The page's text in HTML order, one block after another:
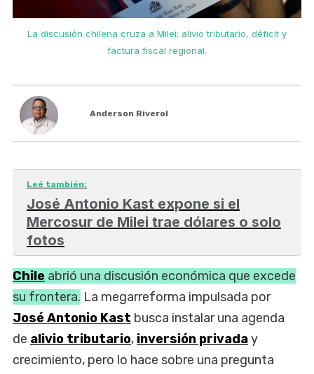
La discusión chilena cruza a Milei: alivio tributario, déficit y
factura fiscal regional.
Anderson Riverol
Leé también:
José Antonio Kast expone si el
Mercosur de Milei trae dólares o solo
fotos
Chile abrió una discusión económica que excede
su frontera. La megarreforma impulsada por
José Antonio Kast busca instalar una agenda
de alivio tributario, inversión privaday
crecimiento, pero lo hace sobre una pregunta